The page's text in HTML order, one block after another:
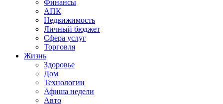
Финансы
АПК
Недвижимость
Личный бюджет
Сфера услуг
Торговля
Жизнь
Здоровье
Дом
Технологии
Афиша недели
Авто